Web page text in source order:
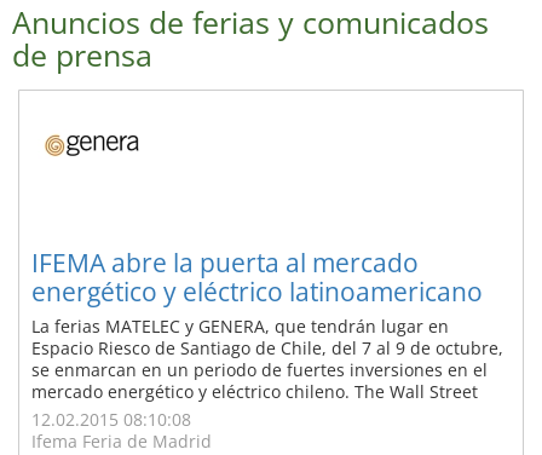
Anuncios de ferias y comunicados
de prensa
IFEMA abre la puerta al mercado
energético y eléctrico latinoamericano
La ferias MATELEC y GENERA, que tendrán lugar en
Espacio Riesco de Santiago de Chile, del 7 al 9 de octubre,
se enmarcan en un periodo de fuertes inversiones en el
mercado energético y eléctrico chileno. The Wall Street
Journal y la Fundación Heritage resaltan a Chile como el 7º
país con mayor Índice de Libertad Económica, el mejor
12.02.2015 08:10:08
Ifema Feria de Madrid